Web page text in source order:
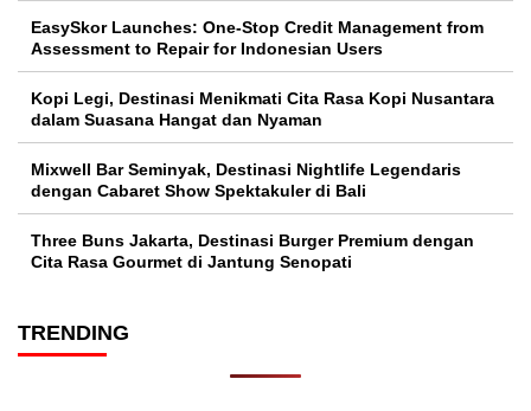
EasySkor Launches: One-Stop Credit Management from
Assessment to Repair for Indonesian Users
Kopi Legi, Destinasi Menikmati Cita Rasa Kopi Nusantara
dalam Suasana Hangat dan Nyaman
Mixwell Bar Seminyak, Destinasi Nightlife Legendaris
dengan Cabaret Show Spektakuler di Bali
Three Buns Jakarta, Destinasi Burger Premium dengan
Cita Rasa Gourmet di Jantung Senopati
TRENDING